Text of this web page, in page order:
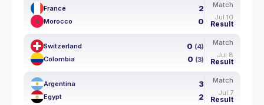
France 2
Morocco 0
Match
Jul 10
Result
Switzerland 0 (4)
Colombia
0 (3)
Match
Jul 8
Result
Argentina 3
Egypt 2
Match
Jul 7
Result